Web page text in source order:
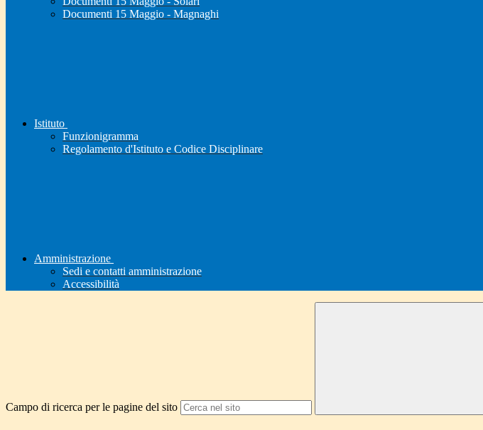
Documenti 15 Maggio - Magnaghi
Istituto
Funzionigramma
Regolamento d'Istituto e Codice Disciplinare
Amministrazione
Sedi e contatti amministrazione
Accessibilità
Campo di ricerca per le pagine del sito